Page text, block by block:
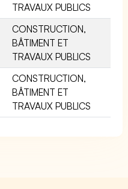
TRAVAUX PUBLICS
CONSTRUCTION,
BÂTIMENT ET
TRAVAUX PUBLICS
CONSTRUCTION,
BÂTIMENT ET
TRAVAUX PUBLICS